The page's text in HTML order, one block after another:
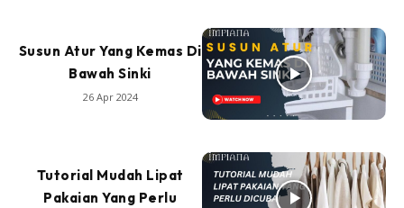
Susun Atur Yang Kemas Di
Bawah Sinki
26 Apr 2024
Tutorial Mudah Lipat
Pakaian Yang Perlu